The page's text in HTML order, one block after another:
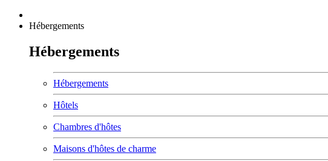
Hébergements
Hébergements
Hébergements
Hôtels
Chambres d'hôtes
Maisons d'hôtes de charme